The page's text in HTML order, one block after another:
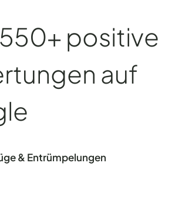
positive
auf
& Entrümpelungen